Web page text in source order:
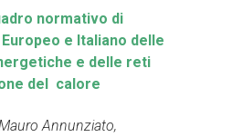
normativo di
e Italiano delle
e delle reti
del calore
Annunziato,